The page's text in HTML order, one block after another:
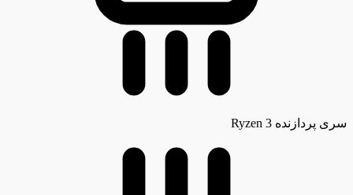
سری پردازنده Ryzen 3